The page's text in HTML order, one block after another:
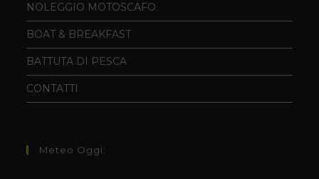
NOLEGGIO MOTOSCAFO
BOAT & BREAKFAST
BATTUTA DI PESCA
CONTATTI
Meteo Oggi: